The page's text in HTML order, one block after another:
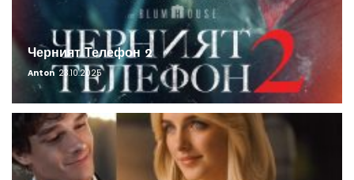
Черният Телефон 2
Anton 23.10.2025